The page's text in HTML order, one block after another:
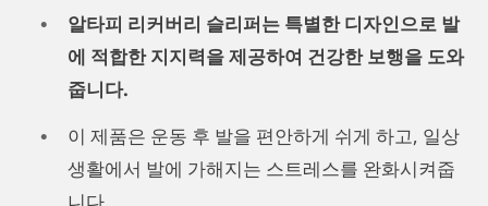
알타피 리커버리 슬리퍼는 특별한 디자인으로 발
에 적합한 지지력을 제공하여 건강한 보행을 도와
줍니다.
이 제품은 운동 후 발을 편안하게 쉬게 하고, 일상
생활에서 발에 가해지는 스트레스를 완화시켜줍